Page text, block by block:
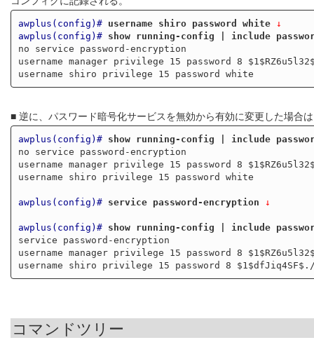
awplus(config)# username shiro password white ↓
awplus(config)#
show running-config | include
no service password-encryption
username manager privilege 15 password 8
■ 逆に、パスワード暗号化サービスを無効から有効に変更した場合
awplus(config)#
show running-config | include
no service password-encryption
username manager privilege 15 password 8
username shiro privilege 15 password white
awplus(config)# service password-encryption ↓
awplus(config)#
show running-config | include
service password-encryption
username manager privilege 15 password 8
コマンドツリー